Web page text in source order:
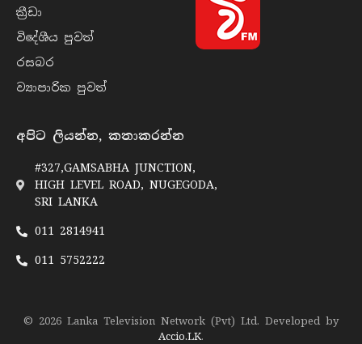
ක්‍රී​ඩා
විදේශීය පුව​ත්
රසබ​ර
ව්‍යාපාරික පුව​ත්
අපිට ලියන්න, කතාකරන්න
#327,GAMSABHA JUNCTION,
HIGH LEVEL ROAD, NUGEGODA,
SRI LANKA
011 2814941
011 5752222
© 2026 Lanka Television Network (Pvt) Ltd. Developed by
Accio.LK.